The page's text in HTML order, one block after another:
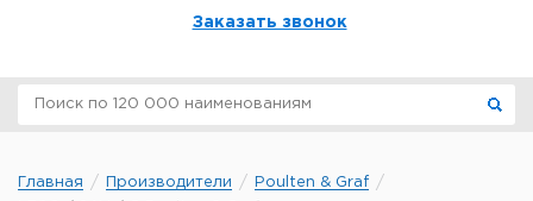
Заказать звонок
Главная Производители
Poulten & Graf